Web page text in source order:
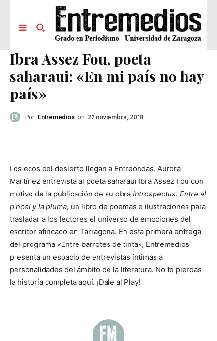
Ibra Assez Fou, poeta
saharaui: «En mi país no hay
país»
Por Entremedios on 22 noviembre, 2018
Los ecos del desierto llegan a Entreondas. Aurora
Martínez entrevista al poeta saharaui Ibra Assez Fou con
motivo de la publicación de su obra Introspectus. Entre el
pincel y la pluma, un libro de poemas e ilustraciones para
trasladar a los lectores el universo de emociones del
escritor afincado en Tarragona. En esta primera entrega
del programa «Entre barrotes de tinta», Entremedios
presenta un espacio de entrevistas íntimas a
personalidades del ámbito de la literatura. No te pierdas
la historia completa aquí. ¡Dale al Play!